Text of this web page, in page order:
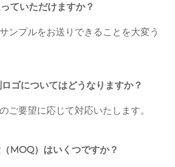
ていただけますか？
ンプルをお送りできることを大変う
ゴについてはどうなりますか？
ご要望に応じて対応いたします。
MOQ）はいくつですか？